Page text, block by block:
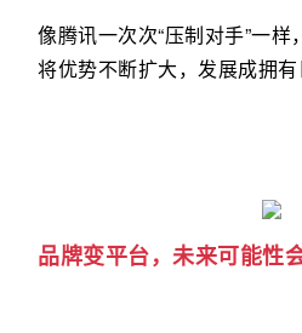
像腾讯一次次“压制对手”一样
将优势不断扩大，发展成拥有
品牌变平台，未来可能性